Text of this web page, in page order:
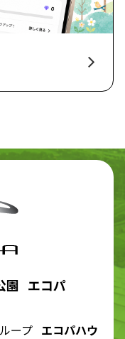
園 エコパ
ープ エコパハウ